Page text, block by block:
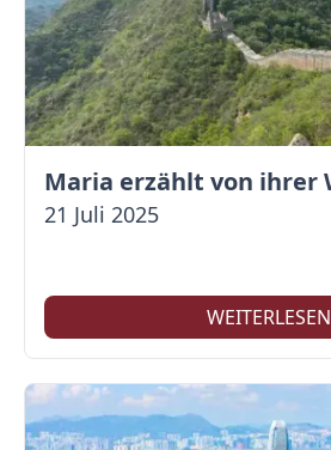
21 Juli 2025
WEITERLESEN